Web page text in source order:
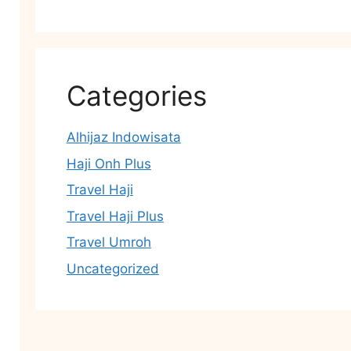
Categories
Alhijaz Indowisata
Haji Onh Plus
Travel Haji
Travel Haji Plus
Travel Umroh
Uncategorized